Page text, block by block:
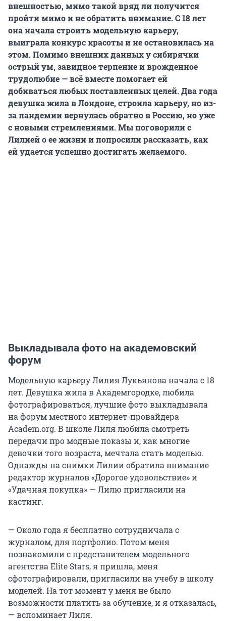
внешностью, мимо такой вряд ли получится
пройти мимо и не обратить внимание. С 18 лет
она начала строить модельную карьеру,
выиграла конкурс красоты и не остановилась на
этом. Помимо внешних данных у сибирячки
острый ум, завидное терпение и врожденное
трудолюбие — всё вместе помогает ей
добиваться любых поставленных целей. Два года
девушка жила в Лондоне, строила карьеру, но из-
за пандемии вернулась обратно в Россию, но уже
с новыми стремлениями.Мы поговорили с
Лилией о ее жизни и попросили рассказать, как
ей удается успешно достигать желаемого.
Выкладывала фото на академовский
форум
Модельную карьеру Лилия Лукьянова начала с 18
лет. Девушка жила в Академгородке, любила
фотографироваться, лучшие фото выкладывала
на форум местного интернет-провайдера
Academ.org. В школе Лиля любила смотреть
передачи про модные показы и, как многие
девочки того возраста, мечтала стать моделью.
Однажды на снимки Лилии обратила внимание
редактор журналов «Дорогое удовольствие» и
«Удачная покупка» — Лилю пригласили на
кастинг.
— Около года я бесплатно сотрудничала с
журналом, для портфолио. Потом меня
познакомили с представителем модельного
агентства Elite Stars, я пришла, меня
сфотографировали, пригласили на учебу в школу
моделей. На тот момент у меня не было
возможности платить за обучение, и я отказалась,
— вспоминает Лиля.